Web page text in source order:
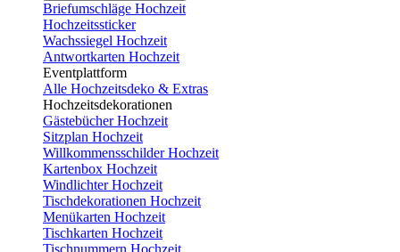
Briefumschläge Hochzeit
Hochzeitssticker
Wachssiegel Hochzeit
Antwortkarten Hochzeit
Eventplattform
Alle Hochzeitsdeko & Extras
Hochzeitsdekorationen
Gästebücher Hochzeit
Sitzplan Hochzeit
Willkommensschilder Hochzeit
Kartenbox Hochzeit
Windlichter Hochzeit
Tischdekorationen Hochzeit
Menükarten Hochzeit
Tischkarten Hochzeit
Tischnummern Hochzeit